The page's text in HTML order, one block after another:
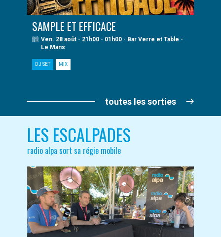
SAMPLE ET EFFICACE
Ven. 28 août - 21h00 - 01h00 - Bar Verre et Table -
Le Mans
DJ SET MIX
toutes les sorties
LES ESCALPADES
radio alpa sort sa régie mobile